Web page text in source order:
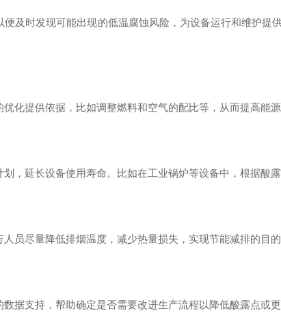
便及时发现可能出现的低温腐蚀风险，为设备运行和维护
化提供依据，比如调整燃料和空气的配比等，从而提高能
，延长设备使用寿命。比如在工业锅炉等设备中，根据酸
员尽量降低排烟温度，减少热量损失，实现节能减排的目的
据支持，帮助确定是否需要改进生产流程以降低酸露点或